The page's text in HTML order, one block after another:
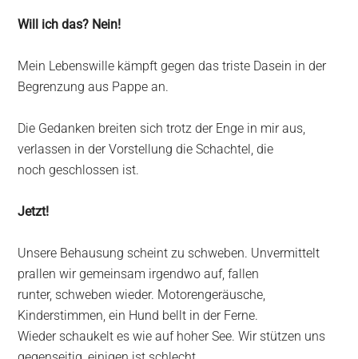
Will ich das? Nein!
Mein Lebenswille kämpft gegen das triste Dasein in der
Begrenzung aus Pappe an.
Die Gedanken breiten sich trotz der Enge in mir aus,
verlassen in der Vorstellung die Schachtel, die
noch geschlossen ist.
Jetzt!
Unsere Behausung scheint zu schweben. Unvermittelt
prallen wir gemeinsam irgendwo auf, fallen
runter, schweben wieder. Motorengeräusche,
Kinderstimmen, ein Hund bellt in der Ferne.
Wieder schaukelt es wie auf hoher See. Wir stützen uns